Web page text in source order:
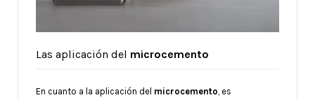
Las aplicación del microcemento
En cuanto a la aplicación del microcemento , es